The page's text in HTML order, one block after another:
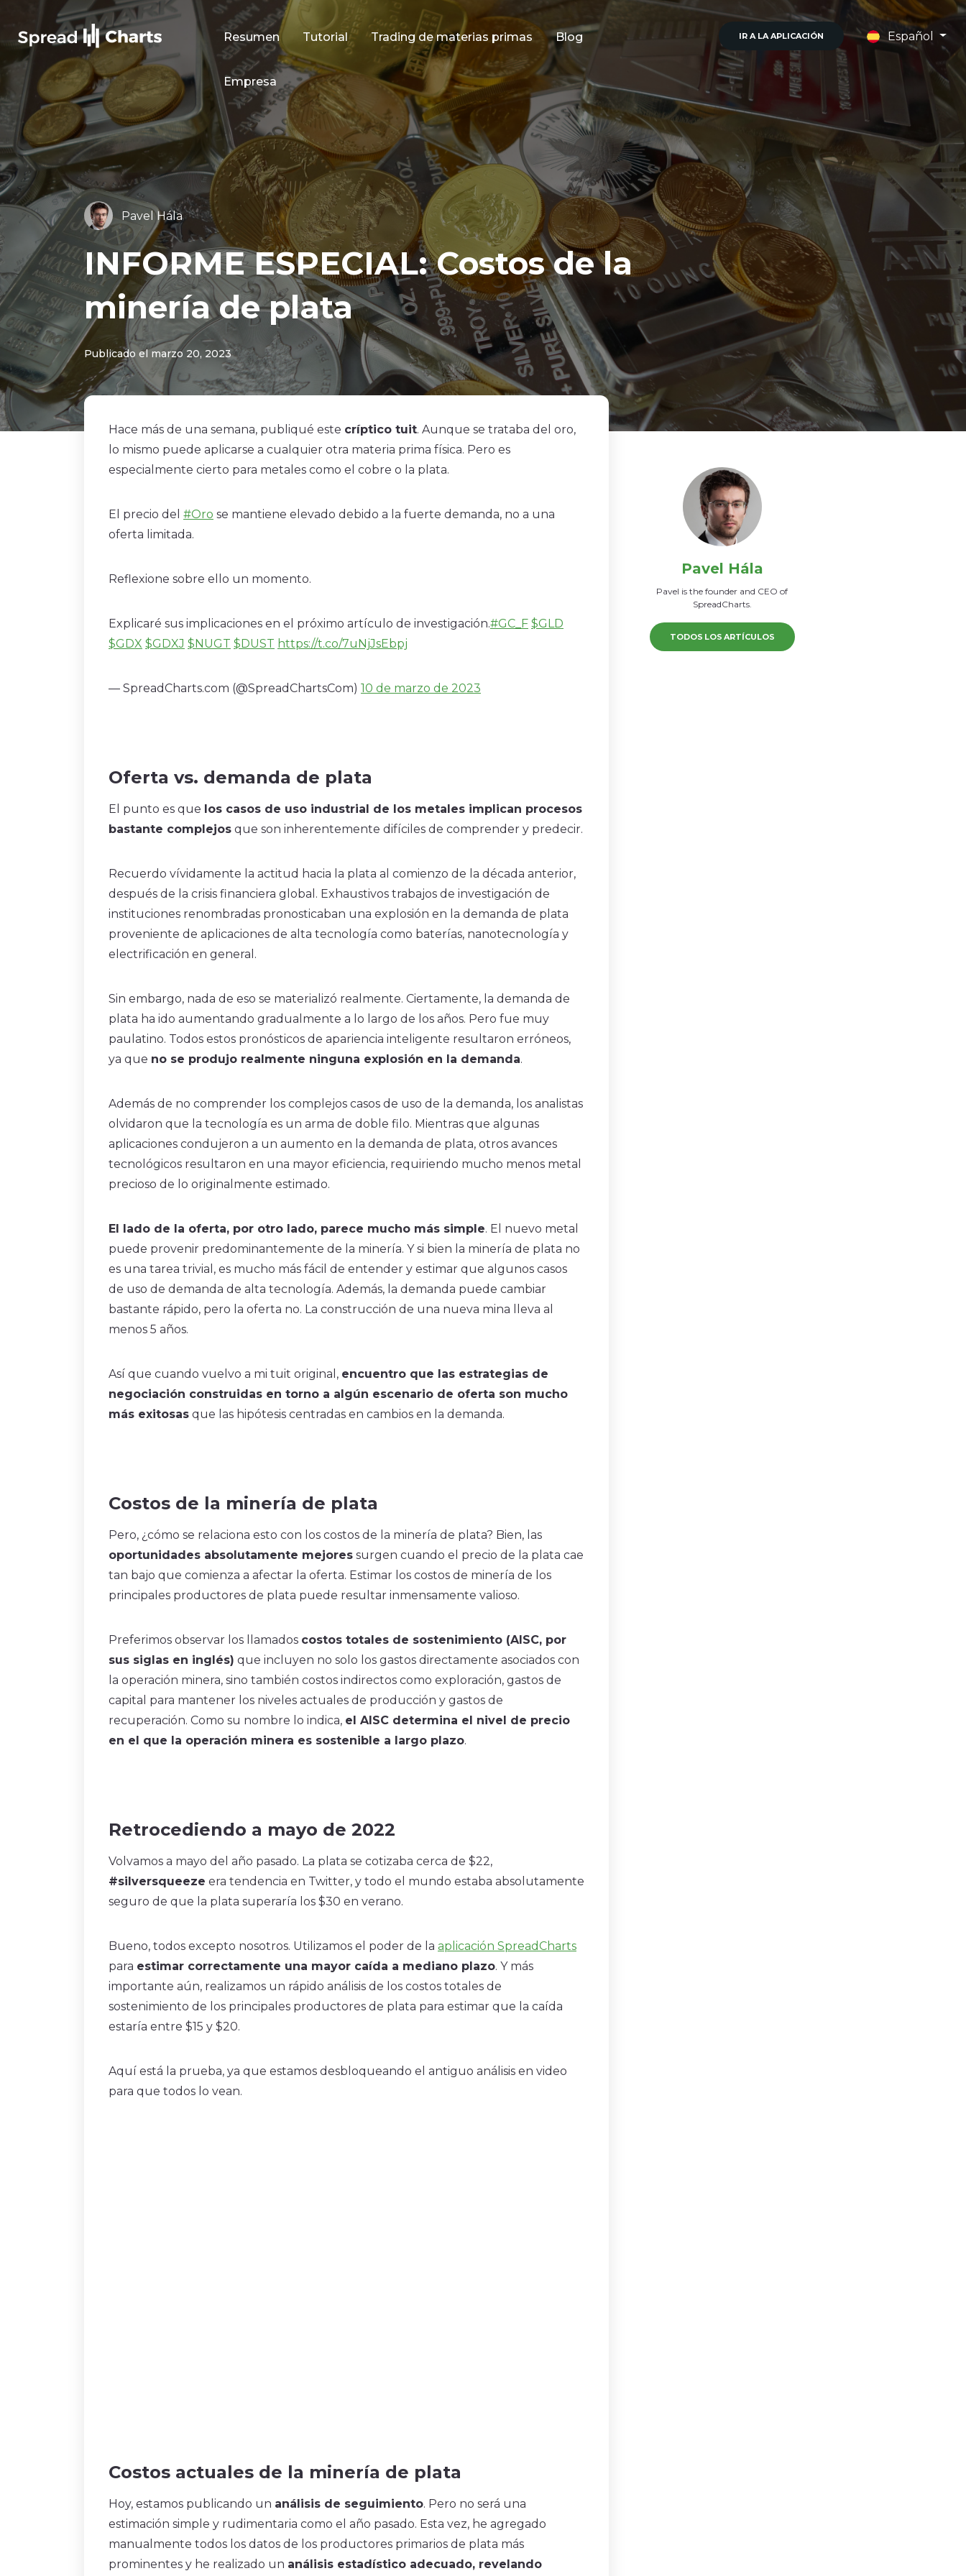
Resumen Tutorial Trading de materias primas Blog
Empresa
IR A LA APLICACIÓN Español
Pavel Hála
INFORME ESPECIAL: Costos de la
minería de plata
Publicado el marzo 20, 2023
Hace más de una semana, publiqué este críptico tuit. Aunque se trataba del oro,
lo mismo puede aplicarse a cualquier otra materia prima física. Pero es
especialmente cierto para metales como el cobre o la plata.
El precio del #Oro se mantiene elevado debido a la fuerte demanda, no a una
oferta limitada.
Reflexione sobre ello un momento.
Explicaré sus implicaciones en el próximo artículo de investigación.#GC_F $GLD
$GDX $GDXJ $NUGT $DUST https://t.co/7uNjJsEbpj
— SpreadCharts.com (@SpreadChartsCom) 10 de marzo de 2023
Oferta vs. demanda de plata
El punto es que los casos de uso industrial de los metales implican procesos
bastante complejos que son inherentemente difíciles de comprender y predecir.
Recuerdo vívidamente la actitud hacia la plata al comienzo de la década anterior,
después de la crisis financiera global. Exhaustivos trabajos de investigación de
instituciones renombradas pronosticaban una explosión en la demanda de plata
proveniente de aplicaciones de alta tecnología como baterías, nanotecnología y
electrificación en general.
Sin embargo, nada de eso se materializó realmente. Ciertamente, la demanda de
plata ha ido aumentando gradualmente a lo largo de los años. Pero fue muy
paulatino. Todos estos pronósticos de apariencia inteligente resultaron erróneos,
ya que no se produjo realmente ninguna explosión en la demanda.
Además de no comprender los complejos casos de uso de la demanda, los analistas
olvidaron que la tecnología es un arma de doble filo. Mientras que algunas
aplicaciones condujeron a un aumento en la demanda de plata, otros avances
tecnológicos resultaron en una mayor eficiencia, requiriendo mucho menos metal
precioso de lo originalmente estimado.
El lado de la oferta, por otro lado, parece mucho más simple. El nuevo metal
puede provenir predominantemente de la minería. Y si bien la minería de plata no
es una tarea trivial, es mucho más fácil de entender y estimar que algunos casos
de uso de demanda de alta tecnología. Además, la demanda puede cambiar
bastante rápido, pero la oferta no. La construcción de una nueva mina lleva al
menos 5 años.
Así que cuando vuelvo a mi tuit original, encuentro que las estrategias de
negociación construidas en torno a algún escenario de oferta son mucho
más exitosas que las hipótesis centradas en cambios en la demanda.
Costos de la minería de plata
Pero, ¿cómo se relaciona esto con los costos de la minería de plata? Bien, las
oportunidades absolutamente mejores surgen cuando el precio de la plata cae
tan bajo que comienza a afectar la oferta. Estimar los costos de minería de los
principales productores de plata puede resultar inmensamente valioso.
Preferimos observar los llamados costos totales de sostenimiento (AISC, por
sus siglas en inglés) que incluyen no solo los gastos directamente asociados con
la operación minera, sino también costos indirectos como exploración, gastos de
capital para mantener los niveles actuales de producción y gastos de
recuperación. Como su nombre lo indica, el AISC determina el nivel de precio
en el que la operación minera es sostenible a largo plazo.
Retrocediendo a mayo de 2022
Volvamos a mayo del año pasado. La plata se cotizaba cerca de $22,
#silversqueeze era tendencia en Twitter, y todo el mundo estaba absolutamente
seguro de que la plata superaría los $30 en verano.
Bueno, todos excepto nosotros. Utilizamos el poder de la aplicación SpreadCharts
para estimar correctamente una mayor caída a mediano plazo. Y más
importante aún, realizamos un rápido análisis de los costos totales de
sostenimiento de los principales productores de plata para estimar que la caída
estaría entre $15 y $20.
Aquí está la prueba, ya que estamos desbloqueando el antiguo análisis en video
para que todos lo vean.
Costos actuales de la minería de plata
Hoy, estamos publicando un análisis de seguimiento. Pero no será una
estimación simple y rudimentaria como el año pasado. Esta vez, he agregado
manualmente todos los datos de los productores primarios de plata más
prominentes y he realizado un análisis estadístico adecuado, revelando
Pavel Hála
Pavel is the founder and CEO of
SpreadCharts.
TODOS LOS ARTÍCULOS